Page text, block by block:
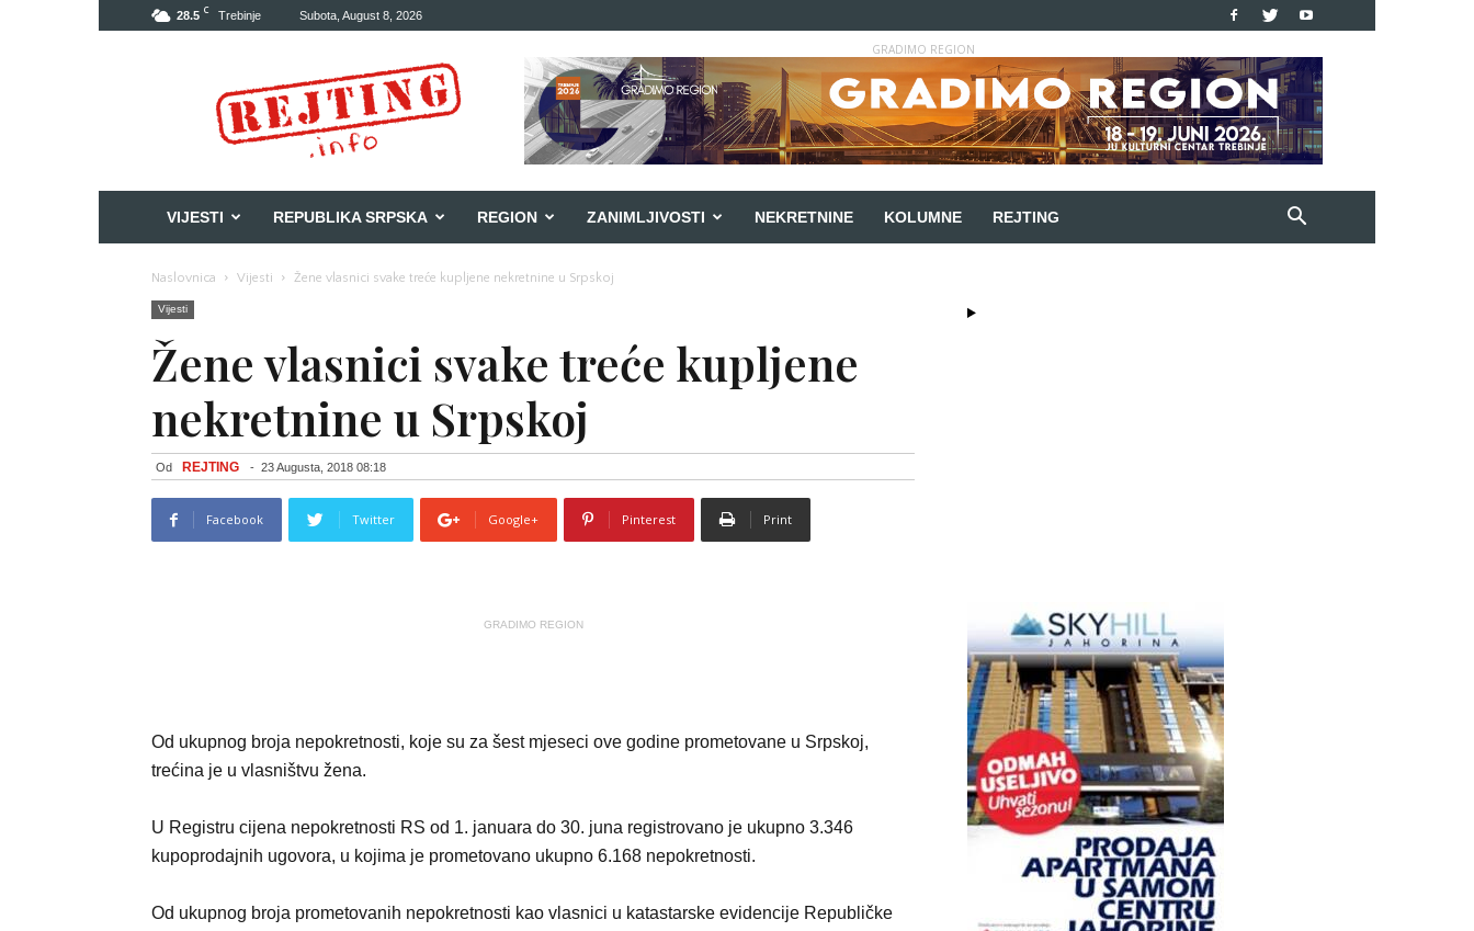
28.5 C Trebinje Subota, August 8, 2026
GRADIMO REGION
VIJESTI REPUBLIKA SRPSKA REGION ZANIMLJIVOSTI NEKRETNINE KOLUMNE REJTING
Naslovnica Vijesti Žene vlasnici svake treće kupljene nekretnine u Srpskoj
Vijesti
Žene vlasnici svake treće kupljene
nekretnine u Srpskoj
Od REJTING - 23 Augusta, 2018 08:18
Facebook Twitter Google+ Pinterest Print
GRADIMO REGION
Od ukupnog broja nepokretnosti, koje su za šest mjeseci ove godine prometovane u Srpskoj,
trećina je u vlasništvu žena.
U Registru cijena nepokretnosti RS od 1. januara do 30. juna registrovano je ukupno 3.346
kupoprodajnih ugovora, u kojima je prometovano ukupno 6.168 nepokretnosti.
Od ukupnog broja prometovanih nepokretnosti kao vlasnici u katastarske evidencije Republičke